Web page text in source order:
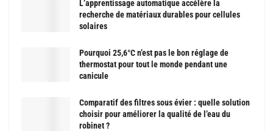
L’apprentissage automatique accélère la
recherche de matériaux durables pour cellules
solaires
Pourquoi 25,6°C n’est pas le bon réglage de
thermostat pour tout le monde pendant une
canicule
Comparatif des filtres sous évier : quelle solution
choisir pour améliorer la qualité de l’eau du
robinet ?